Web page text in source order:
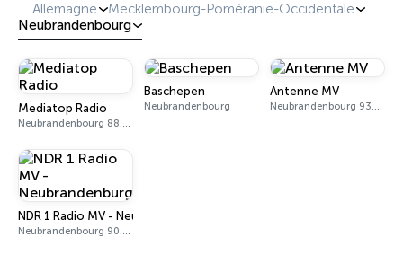
Allemagne
Mecklembourg-Poméranie-Occidentale
Neubrandenbourg
Mediatop Radio
Neubrandenbourg 88.0 FM
Baschepen
Neubrandenbourg
Antenne MV
Neubrandenbourg 93.8 FM
NDR 1 Radio MV - Neubrandenburg
Neubrandenbourg 90.5 FM